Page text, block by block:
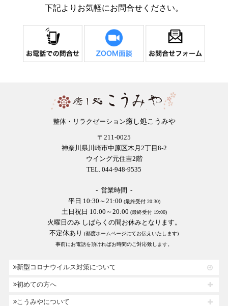
下記よりお気軽にお問合せください。
整体・リラクゼーション癒し処こうみや
〒211-0025
神奈川県川崎市中原区木月2丁目8-2
ウイング元住吉2階
TEL. 044-948-9535
- 営業時間 -
平日 10:30～21:00 (最終受付 20:30)
土日祝日 10:00～20:00 (最終受付 19:00)
火曜日のみ しばらくの間お休みとなります。
不定休あり (都度ホームページにてお伝えいたします)
事前にお電話を頂ければお時間のご対応致します。
新型コロナウイルス対策について
初めての方へ
こうみやについて